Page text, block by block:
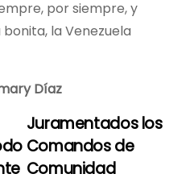
por siempre, y
la Venezuela
Díaz
Juramentados los
Comandos de
Comunidad